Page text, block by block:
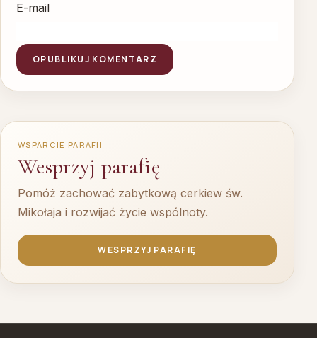
E-mail
WSPARCIE PARAFII
Wesprzyj parafię
Pomóż zachować zabytkową cerkiew św.
Mikołaja i rozwijać życie wspólnoty.
WESPRZYJ PARAFIĘ